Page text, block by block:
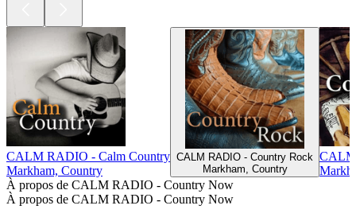
CALM RADIO - Calm Country
Markham, Country
CALM RADIO - Country Rock
Markham, Country
CALM
À propos de CALM RADIO - Country Now
À propos de CALM RADIO - Country Now